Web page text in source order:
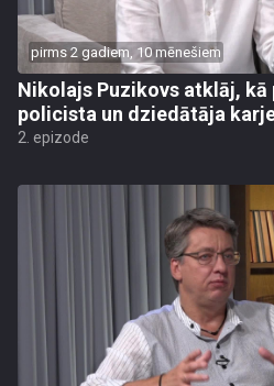
pirms 2 gadiem, 10 mēnešiem
Nikolajs Puzikovs atklāj,
policista un dziedātāja
2. epizode